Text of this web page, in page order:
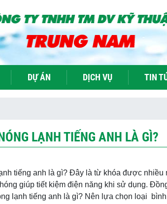
DỰ ÁN DỊCH VỤ TIN
LẠNH TIẾNG ANH LÀ GÌ?
tiếng anh là gì? Đây là từ khóa được
giúp tiết kiệm điện năng khi sử dụng.
lạnh tiếng anh là gì? Nên lựa chọn loại